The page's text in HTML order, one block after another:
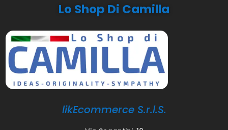
Lo Shop Di Camilla
likEcommerce S.r.l.S.